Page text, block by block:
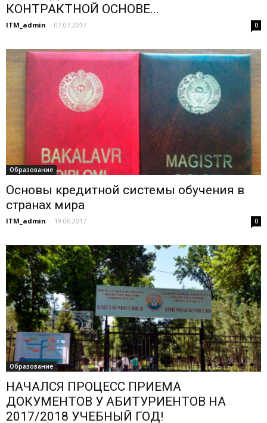
КОНТРАКТНОЙ ОСНОВЕ...
ITM_admin - 07.07.2017 0
Образование
Основы кредитной системы обучения в
странах мира
ITM_admin - 19.06.2017 0
Образование
НАЧАЛСЯ ПРОЦЕСС ПРИЕМА
ДОКУМЕНТОВ У АБИТУРИЕНТОВ НА
2017/2018 УЧЕБНЫЙ ГОД!